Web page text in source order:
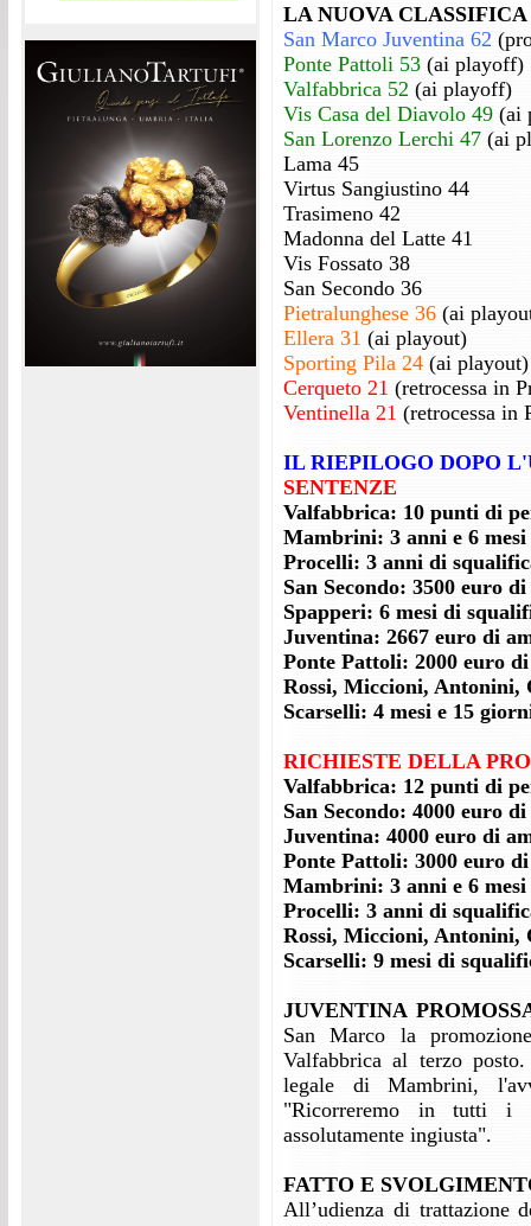
LA NUOVA
San Marco Juventina 62
Ponte Pattoli 53 (ai playoff)
Valfabbrica 52 (ai playoff)
Vis Casa del Diavolo 49 (ai
San Lorenzo Lerchi 47 (ai
Lama 45
Virtus Sangiustino 44
Trasimeno 42
Madonna del Latte 41
Vis Fossato 38
San Secondo 36
Pietralunghese 36 (ai
Ellera 31 (ai playout)
Sporting Pila 24 (ai playout)
Cerqueto 21 (retrocessa in
Ventinella 21 (retrocessa in
IL RIEPILOGO DOPO
SENTENZE
Valfabbrica: 10 punti di
Mambrini: 3 anni e 6
Procelli: 3 anni di
San Secondo: 3500 euro
Spapperi: 6 mesi di
Juventina: 2667 euro di
Ponte Pattoli: 2000 euro
Rossi, Miccioni, Antonini,
Scarselli: 4 mesi e 15
RICHIESTE DELLA
Valfabbrica: 12 punti di
San Secondo: 4000 euro
Juventina: 4000 euro di
Ponte Pattoli: 3000 euro
Mambrini: 3 anni e 6
Procelli: 3 anni di
Rossi, Miccioni, Antonini,
Scarselli: 9 mesi di
JUVENTINA
San Marco la
Valfabbrica al terzo
legale di Mambrini,
"Ricorreremo in tutti i
assolutamente ingiusta".
FATTO E
All’udienza di trattazione